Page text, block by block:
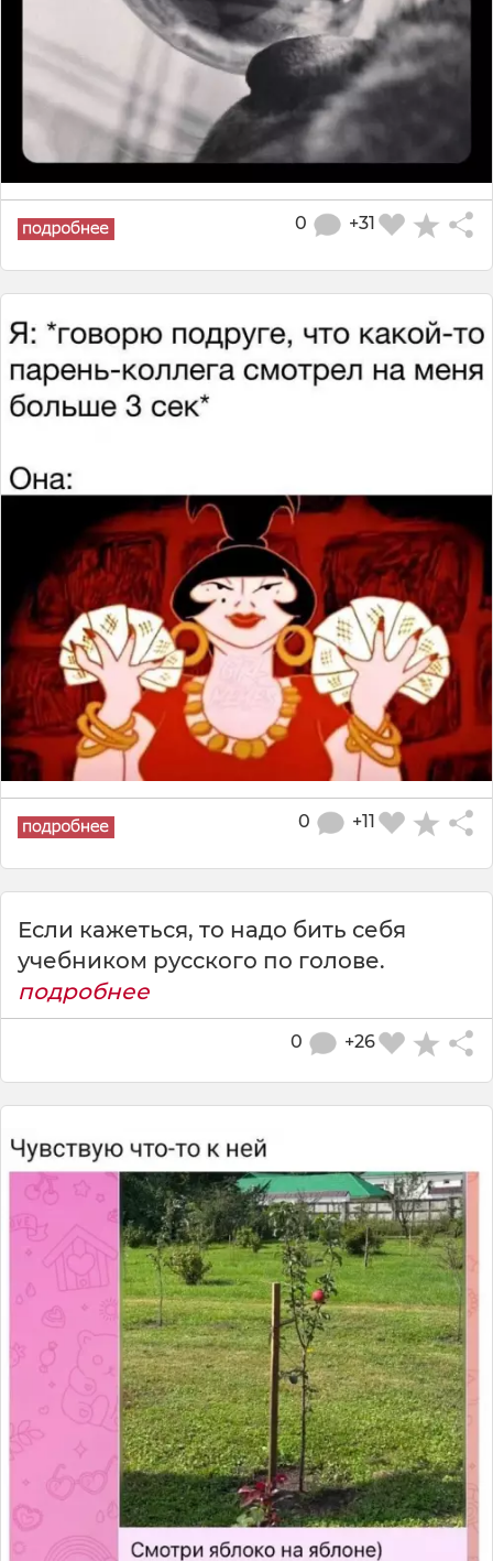
+31
0
+11
0
Если кажеться, то надо бить себя
учебником русского по голове.
подробнее
+26
0